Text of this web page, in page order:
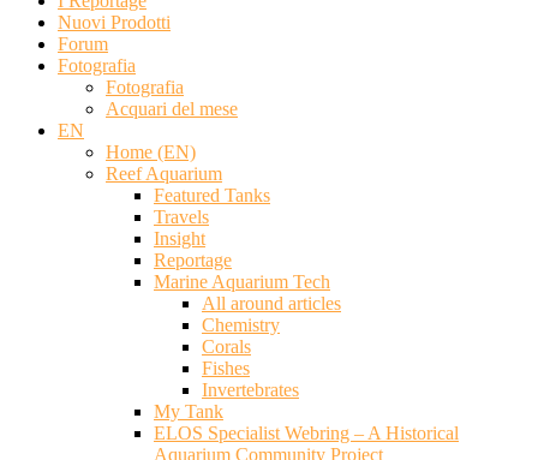
Nuovi Prodotti
Forum
Fotografia
Fotografia
Acquari del mese
EN
Home (EN)
Reef Aquarium
Featured Tanks
Travels
Insight
Reportage
Marine Aquarium Tech
All around articles
Chemistry
Corals
Fishes
Invertebrates
My Tank
ELOS Specialist Webring – A Historical
Aquarium Community Project